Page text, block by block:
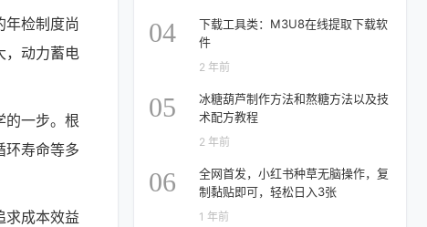
年检制度尚
，动力蓄电
的一步。根
环寿命等多
求成本效益
04
下载工具类：M3U8在线提取下载软
件
2 年前
05
冰糖葫芦制作方法和熬糖方法以及技
术配方教程
2 年前
06
全网首发，小红书种草无脑操作，复
制黏贴即可，轻松日入3张
1 年前